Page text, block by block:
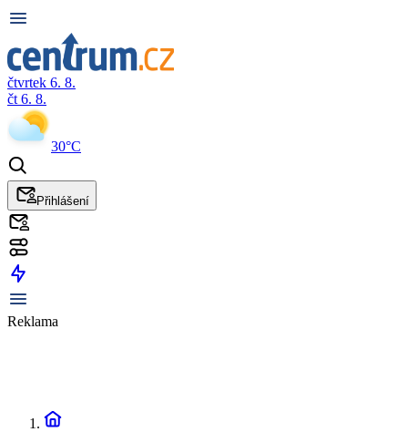
čtvrtek 6. 8.
čt 6. 8.
30°C
Přihlášení
Reklama